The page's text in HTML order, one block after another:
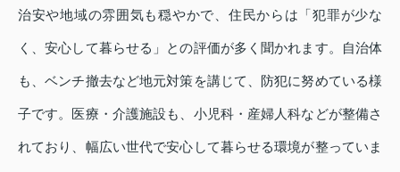
治安や地域の雰囲気も穏やかで、住民からは「犯罪が少な
く、安心して暮らせる」との評価が多く聞かれます。自治体
も、ベンチ撤去など地元対策を講じて、防犯に努めている様
子です。医療・介護施設も、小児科・産婦人科などが整備さ
れており、幅広い世代で安心して暮らせる環境が整っていま